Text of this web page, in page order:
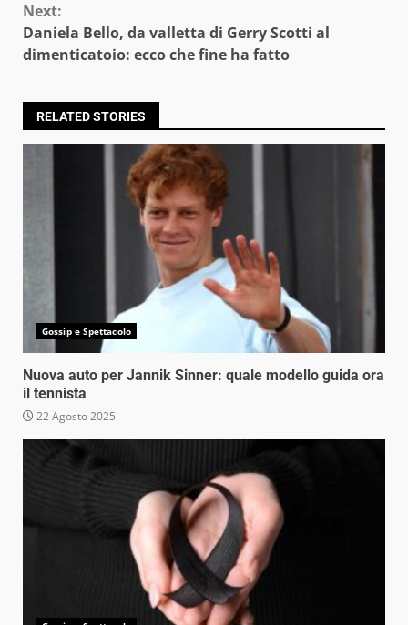
Next:
Daniela Bello, da valletta di Gerry Scotti al
dimenticatoio: ecco che fine ha fatto
RELATED STORIES
Gossip e Spettacolo
Nuova auto per Jannik Sinner: quale modello guida ora
il tennista
22 Agosto 2025